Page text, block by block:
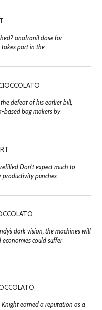
anafranil dose for
takes part in the
defeat of his earlier bill,
based bag makers by
Don't expect much to
punches
dark vision, the machines will
could suffer
earned a reputation as a